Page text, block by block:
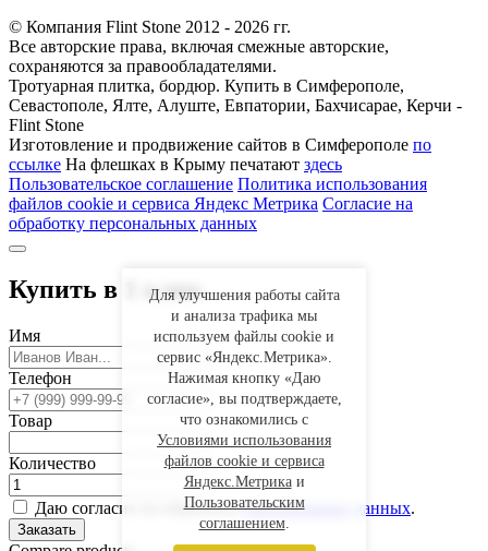
© Компания Flint Stone 2012 - 2026 гг.
Все авторские права, включая смежные авторские,
сохраняются за правообладателями.
Тротуарная плитка, бордюр. Купить в Симферополе,
Севастополе, Ялте, Алуште, Евпатории, Бахчисарае, Керчи -
Flint Stone
Изготовление и продвижение сайтов в Симферополе по
ссылке На флешках в Крыму печатают здесь
Пользовательское соглашение Политика использования
файлов cookie и сервиса Яндекс Метрика Согласие на
обработку персональных данных
Купить в 1 клик
Имя
Телефон
Товар
Количество
Даю согласие на обработкуперсональных данных.
Заказать
Для улучшения работы сайта
и анализа трафика мы
используем файлы cookie и
сервис «Яндекс.Метрика».
Нажимая кнопку «Даю
согласие», вы подтверждаете,
что ознакомились с
Условиями использования
файлов cookie и сервиса
Яндекс.Метрикаи
Пользовательским
соглашением.